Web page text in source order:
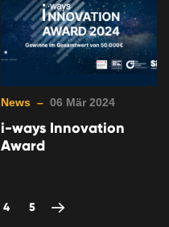
News – 06 Mär 2024
i-ways Innovation
Award
4 5